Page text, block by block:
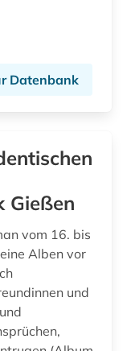
Datenbank
Gießen
vom 16. bis
Alben vor
und